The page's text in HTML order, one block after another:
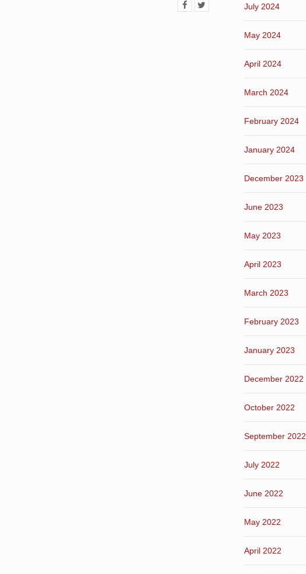
July 2024
May 2024
April 2024
March 2024
February 2024
January 2024
December 2023
June 2023
May 2023
April 2023
March 2023
February 2023
January 2023
December 2022
October 2022
September 2022
July 2022
June 2022
May 2022
April 2022